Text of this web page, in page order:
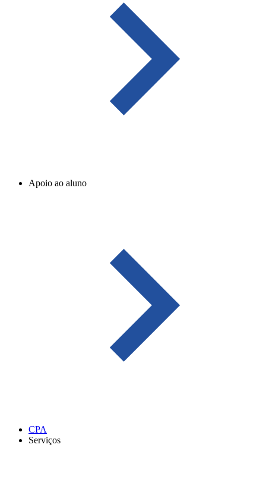
Apoio ao aluno
CPA
Serviços